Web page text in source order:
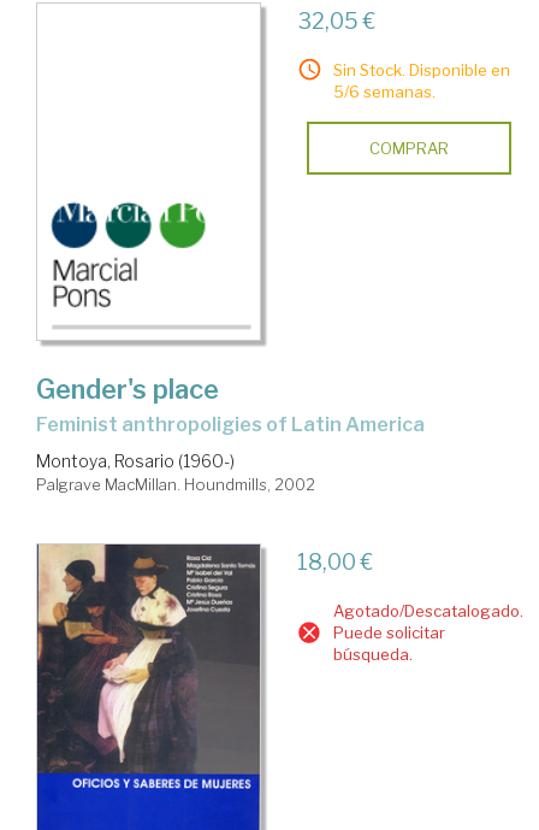
32,05 €
Sin Stock. Disponible en
5/6 semanas.
COMPRAR
Gender's place
feminist anthropoligies of Latin America
Montoya, Rosario (1960-)
Palgrave MacMillan. Houndmills, 2002
18,00 €
Agotado/Descatalogado.
Puede solicitar
búsqueda.